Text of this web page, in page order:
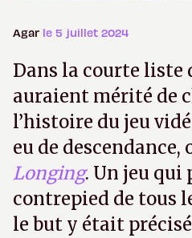
Agar le 5 juillet 2024
Dans la courte liste
auraient mérité de
l’histoire du jeu
eu de descendance,
Longing. Un jeu qui
contrepied de tous
le but y était